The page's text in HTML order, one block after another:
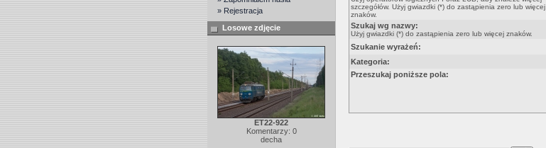
» Rejestracja
Losowe zdjęcie
ET22-922
Komentarzy: 0
decha
szczegółów. Użyj gwiazdki (*) do zastąpienia zero lub więcej
znaków.
Szukaj wg nazwy:
Użyj gwiazdki (*) do zastąpienia zero lub więcej znaków.
Szukanie wyrażeń:
Kategoria:
Przeszukaj poniższe pola: